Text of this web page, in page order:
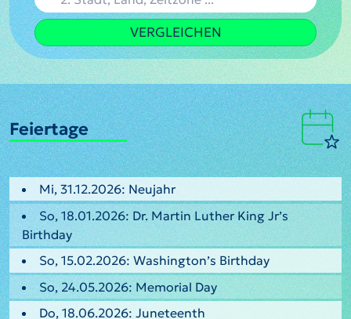
VERGLEICHEN
Feiertage
Mi, 31.12.2026: Neujahr
So, 18.01.2026: Dr. Martin Luther King Jr’s
Birthday
So, 15.02.2026: Washington’s Birthday
So, 24.05.2026: Memorial Day
Do, 18.06.2026: Juneteenth